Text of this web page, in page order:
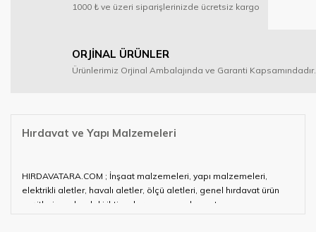
1000 ₺ ve üzeri siparişlerinizde ücretsiz kargo
ORJİNAL ÜRÜNLER
Ürünlerimiz Orjinal Ambalajında ve Garanti Kapsamındadır.
Hırdavat ve Yapı Malzemeleri
HIRDAVATARA.COM ; İnşaat malzemeleri, yapı malzemeleri,
elektrikli aletler, havalı aletler, ölçü aletleri, genel hırdavat ürün
çeşitleri ve alandaki ihtiyaçlarınızın neredeyse tamamını